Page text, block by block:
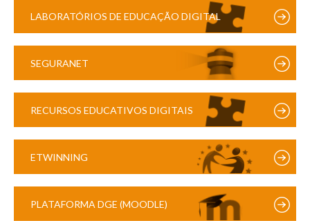
LABORATÓRIOS DE EDUCAÇÃO DIGITAL
SEGURANET
RECURSOS EDUCATIVOS DIGITAIS
ETWINNING
PLATAFORMA DGE (MOODLE)